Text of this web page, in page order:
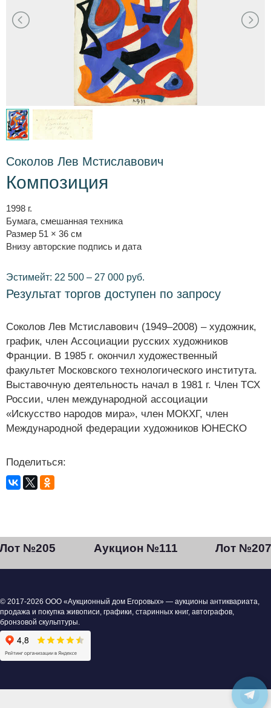
Соколов Лев Мстиславович
Композиция
1998 г.
Бумага, смешанная техника
Размер 51 × 36 см
Внизу авторские подпись и дата
Эстимейт: 22 500 – 27 000 руб.
Результат торгов доступен по запросу
Соколов Лев Мстиславович (1949–2008) – художник,
график, член Ассоциации русских художников
Франции. В 1985 г. окончил художественный
факультет Московского технологического института.
Выставочную деятельность начал в 1981 г. Член ТСХ
России, член международной ассоциации
«Искусство народов мира», член МОКХГ, член
Международной федерации художников ЮНЕСКО
Поделиться:
Лот №205 Аукцион №111 Лот №207
© 2017-2026 ООО «Аукционный дом Егоровых» — аукционы антиквариата,
продажа и покупка живописи, графики, старинных книг, автографов,
бронзовой скульптуры.